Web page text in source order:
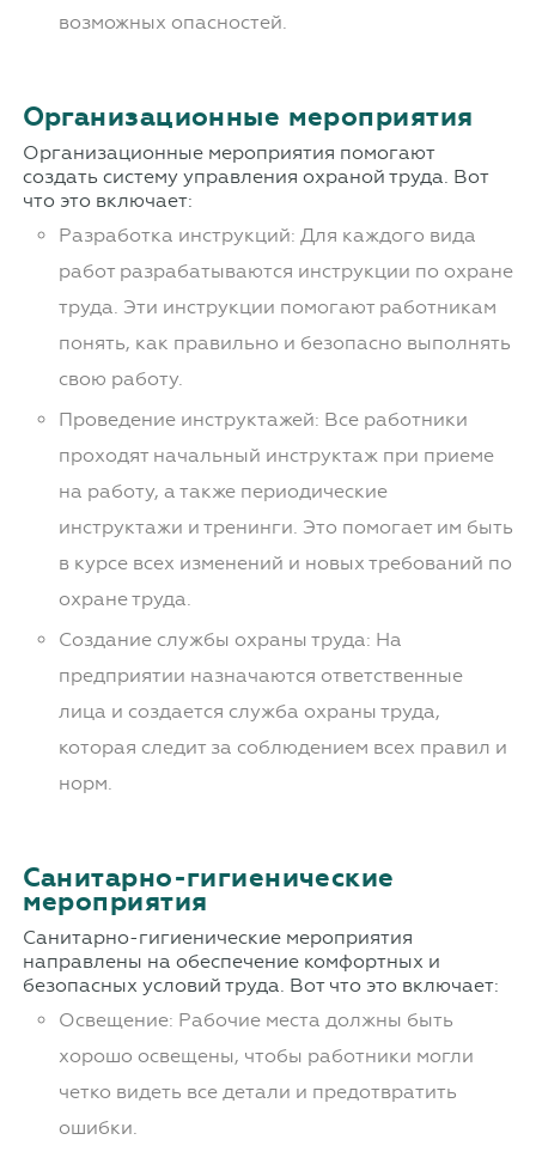
возможных опасностей.
Организационные мероприятия
Организационные мероприятия помогают
создать систему управления охраной труда. Вот
что это включает:
Разработка инструкций: Для каждого вида
работ разрабатываются инструкции по охране
труда. Эти инструкции помогают работникам
понять, как правильно и безопасно выполнять
свою работу.
Проведение инструктажей: Все работники
проходят начальный инструктаж при приеме
на работу, а также периодические
инструктажи и тренинги. Это помогает им быть
в курсе всех изменений и новых требований по
охране труда.
Создание службы охраны труда: На
предприятии назначаются ответственные
лица и создается служба охраны труда,
которая следит за соблюдением всех правил и
норм.
Санитарно-гигиенические
мероприятия
Санитарно-гигиенические мероприятия
направлены на обеспечение комфортных и
безопасных условий труда. Вот что это включает:
Освещение: Рабочие места должны быть
хорошо освещены, чтобы работники могли
четко видеть все детали и предотвратить
ошибки.